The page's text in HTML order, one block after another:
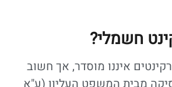
חשמלי?
איננו מוסדר, אך חשוב